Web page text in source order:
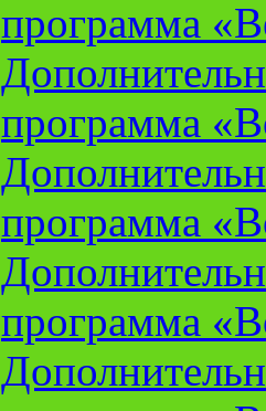
программа
программа
программа
программа